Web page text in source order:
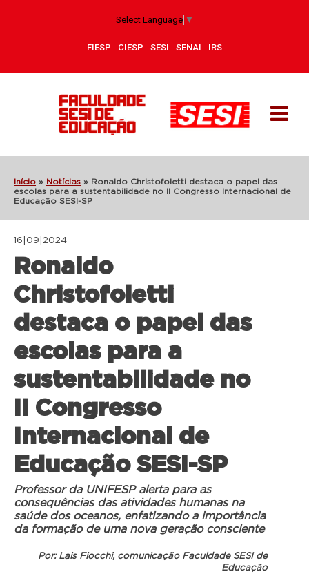
Select Language ▼
FIESP CIESP SESI SENAI IRS
Início » Notícias » Ronaldo Christofoletti destaca o papel das
escolas para a sustentabilidade no II Congresso Internacional de
Educação SESI-SP
16|09|2024
Ronaldo
Christofoletti
destaca o papel das
escolas para a
sustentabilidade no
II Congresso
Internacional de
Educação SESI-SP
Professor da UNIFESP alerta para as
consequências das atividades humanas na
saúde dos oceanos, enfatizando a importância
da formação de uma nova geração consciente
Por: Lais Fiocchi, comunicação Faculdade SESI de
Educação